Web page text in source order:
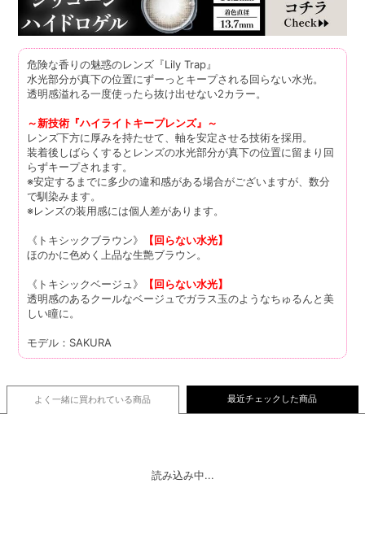
危険な香りの魅惑のレンズ『Lily Trap』
水光部分が真下の位置にずーっとキープされる回らない水光。
透明感溢れる一度使ったら抜け出せない2カラー。
～新技術『ハイライトキープレンズ』～
レンズ下方に厚みを持たせて、軸を安定させる技術を採用。
装着後しばらくするとレンズの水光部分が真下の位置に留まり回
らずキープされます。
※安定するまでに多少の違和感がある場合がございますが、数分
で馴染みます。
※レンズの装用感には個人差があります。
《トキシックブラウン》
【回らない水光】
ほのかに色めく上品な生艶ブラウン。
《トキシックベージュ》
【回らない水光】
透明感のあるクールなベージュでガラス玉のようなちゅるんと美
しい瞳に。
モデル：SAKURA
よく一緒に買われている商品 最近チェックした商品